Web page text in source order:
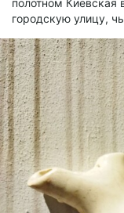
городскую улицу,